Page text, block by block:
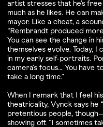
artist stresses that he’s
much as he likes. He can
mayor. Like a cheat, a
“Rembrandt produced
You can see the change in
themselves evolve. Today, I
in my early self-portraits.
camera’s focus... You have
take a long time.”
When I remark that I feel
theatricality, Vynck says he
pretentious people,
showing off. “I sometimes